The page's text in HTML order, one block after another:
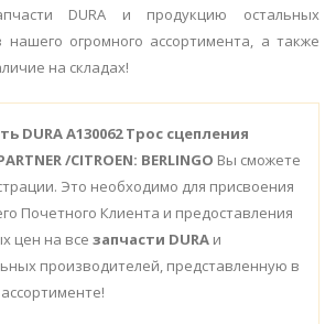
DURA и продукцию остальных
нашего огромного ассортимента, а также
на складах!
DURA A130062 Трос сцепления
/CITROEN: BERLINGO Вы сможете
Это необходимо для присвоения
Почетного Клиента и предоставления
цен на все запчасти DURA и
производителей, представленную в